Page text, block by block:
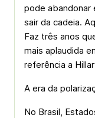
pode abandonar
sair da cadeia.
Faz três anos
mais aplaudida
referência a
A era da
No Brasil,